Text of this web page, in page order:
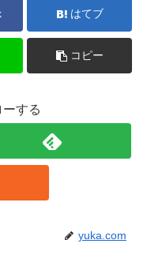
はてブ
コピー
する
yuka.com